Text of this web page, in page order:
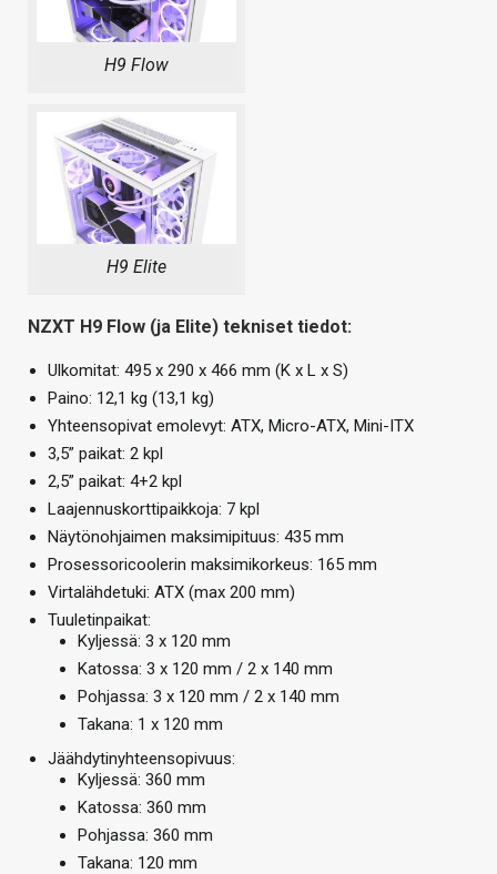
H9 Flow
H9 Elite
NZXT H9 Flow (ja Elite) tekniset tiedot:
Ulkomitat: 495 x 290 x 466 mm (K x L x S)
Paino: 12,1 kg (13,1 kg)
Yhteensopivat emolevyt: ATX, Micro-ATX, Mini-ITX
3,5” paikat: 2 kpl
2,5” paikat: 4+2 kpl
Laajennuskorttipaikkoja: 7 kpl
Näytönohjaimen maksimipituus: 435 mm
Prosessoricoolerin maksimikorkeus: 165 mm
Virtalähdetuki: ATX (max 200 mm)
Tuuletinpaikat:
Kyljessä: 3 x 120 mm
Katossa: 3 x 120 mm / 2 x 140 mm
Pohjassa: 3 x 120 mm / 2 x 140 mm
Takana: 1 x 120 mm
Jäähdytinyhteensopivuus:
Kyljessä: 360 mm
Katossa: 360 mm
Pohjassa: 360 mm
Takana: 120 mm